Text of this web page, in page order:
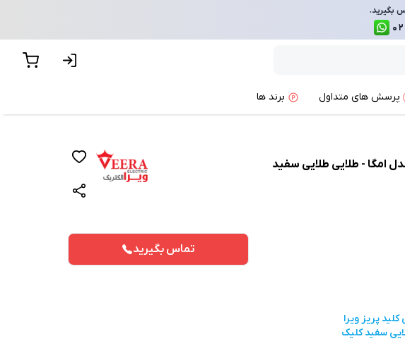
بگیرید.
پرسش های متداول برند ها
امگا - طلایی طلایی سفید
تماس بگیرید
کلید پریز ویرا
سفیدکلیک